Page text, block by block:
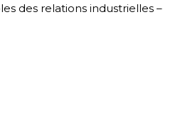
des relations industrielles –